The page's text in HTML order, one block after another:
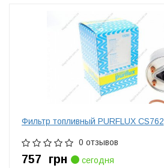
Фильтр топливный PURFLUX CS762
0 отзывов
757 грн
сегодня